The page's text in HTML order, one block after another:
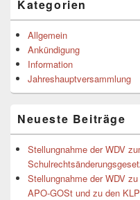
Seitenleisten-
Widgetbereich
Kategorien
Allgemein
Ankündigung
Information
Jahreshauptversammlung
Neueste Beiträge
Stellungnahme der WDV
Stellungnahme der WDV
APO-GOSt und zu den